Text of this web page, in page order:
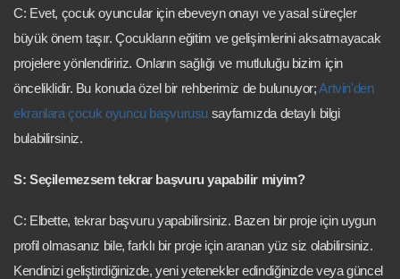
C: Evet, çocuk oyuncular için ebeveyn onayı ve yasal süreçler
büyük önem taşır. Çocukların eğitim ve gelişimlerini aksatmayacak
projelere yönlendiririz. Onların sağlığı ve mutluluğu bizim için
önceliklidir. Bu konuda özel bir rehberimiz de bulunuyor;Artvin'den
ekranlara çocuk oyuncu başvurusu sayfamızda detaylı bilgi
bulabilirsiniz.
S: Seçilemezsem tekrar başvuru yapabilir miyim?
C: Elbette, tekrar başvuru yapabilirsiniz. Bazen bir proje için uygun
profil olmasanız bile, farklı bir proje için aranan yüz siz olabilirsiniz.
Kendinizi geliştirdiğinizde, yeni yetenekler edindiğinizde veya güncel